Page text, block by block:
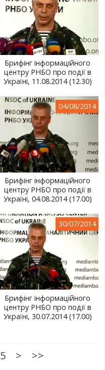
Брифінг інформаційного
центру РНБО про події в
Україні, 11.08.2014 (12.30)
04/08/2014
Брифінг інформаційного
центру РНБО про події в
Україні, 04.08.2014 (17.00)
30/07/2014
Брифінг інформаційного
центру РНБО про події в
Україні, 30.07.2014 (17.00)
5 > >>